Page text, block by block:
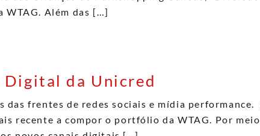
WTAG. Além das […]
Digital da Unicred
frentes de redes sociais e mídia
recente a compor o portfólio da WTAG. Por